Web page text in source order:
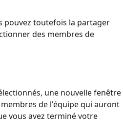
pouvez toutefois la partager
des membres de
une nouvelle fenêtre
de l'équipe qui auront
vous avez terminé votre